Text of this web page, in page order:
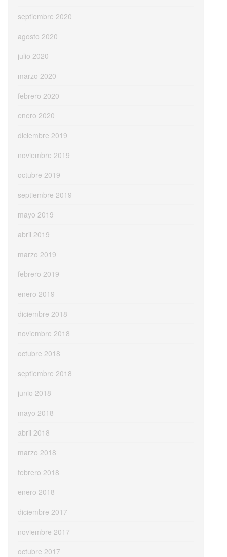
septiembre 2020
agosto 2020
julio 2020
marzo 2020
febrero 2020
enero 2020
diciembre 2019
noviembre 2019
octubre 2019
septiembre 2019
mayo 2019
abril 2019
marzo 2019
febrero 2019
enero 2019
diciembre 2018
noviembre 2018
octubre 2018
septiembre 2018
junio 2018
mayo 2018
abril 2018
marzo 2018
febrero 2018
enero 2018
diciembre 2017
noviembre 2017
octubre 2017